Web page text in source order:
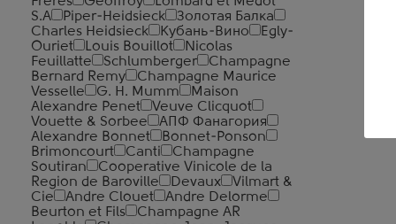
S.A
Piper-Heidsieck
Золотая Балка
Charles Heidsieck
Кубань-Вино
Egly-
Ouriet
Louis Bouillot
Nicolas
Feuillatte
Schlumberger
Champagne
Bernard Remy
Champagne Maurice
Vesselle
G. H. Mumm
Maison
Alexandre Penet
Veuve Clicquot
Vouette & Sorbee
АПФ Фанагория
Alexandre Bonnet
Bonnet-Ponson
Brimoncourt
Canti
Champagne
Soutiran
Cooperative Vinicole de la
Region de Baroville
Devaux
Vilmart &
Cie
Andre Clouet
Andre Delorme
Beurton et Fils
Champagne AR